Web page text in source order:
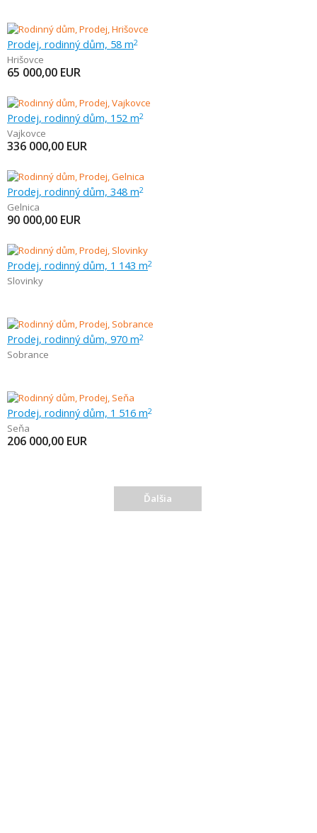
Prodej, rodinný dům, 58 m2
Hrišovce
65 000,00 EUR
Prodej, rodinný dům, 152 m2
Vajkovce
336 000,00 EUR
Prodej, rodinný dům, 348 m2
Gelnica
90 000,00 EUR
Prodej, rodinný dům, 1 143 m2
Slovinky
Prodej, rodinný dům, 970 m2
Sobrance
Prodej, rodinný dům, 1 516 m2
Seňa
206 000,00 EUR
Ďalšia